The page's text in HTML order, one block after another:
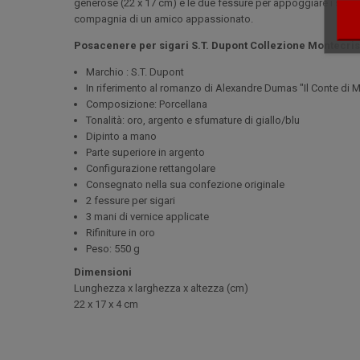
generose (22 x 17 cm) e le due fessure per appoggiare i
compagnia di un amico appassionato.
Posacenere per sigari S.T. Dupont Collezione
Marchio : S.T. Dupont
In riferimento al romanzo di Alexandre Dumas "Il Conte di
Composizione: Porcellana
Tonalità: oro, argento e sfumature di giallo/blu
Dipinto a mano
Parte superiore in argento
Configurazione rettangolare
Consegnato nella sua confezione originale
2 fessure per sigari
3 mani di vernice applicate
Rifiniture in oro
Peso: 550 g
Dimensioni
Lunghezza x larghezza x altezza (cm)
22 x 17 x 4 cm